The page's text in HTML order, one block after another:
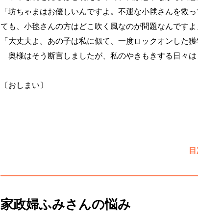
「坊ちゃまはお優しいんですよ。不運な小毬さんを救
ても、小毬さんの方はどこ吹く風なのが問題なんですよ
「大丈夫よ。あの子は私に似て、一度ロックオンした獲
奥様はそう断言しましたが、私のやきもきする日々は
〔おしまい〕
家政婦ふみさんの悩み